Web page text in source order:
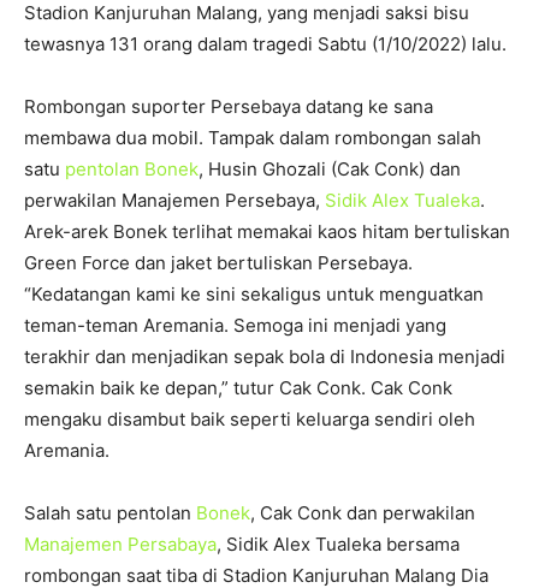
Stadion Kanjuruhan Malang, yang menjadi saksi bisu
tewasnya 131 orang dalam tragedi Sabtu (1/10/2022) lalu.
Rombongan suporter Persebaya datang ke sana
membawa dua mobil. Tampak dalam rombongan salah
satu pentolan Bonek, Husin Ghozali (Cak Conk) dan
perwakilan Manajemen Persebaya, Sidik Alex Tualeka.
Arek-arek Bonek terlihat memakai kaos hitam bertuliskan
Green Force dan jaket bertuliskan Persebaya.
“Kedatangan kami ke sini sekaligus untuk menguatkan
teman-teman Aremania. Semoga ini menjadi yang
terakhir dan menjadikan sepak bola di Indonesia menjadi
semakin baik ke depan,” tutur Cak Conk. Cak Conk
mengaku disambut baik seperti keluarga sendiri oleh
Aremania.
Salah satu pentolan Bonek, Cak Conk dan perwakilan
Manajemen Persabaya, Sidik Alex Tualeka bersama
rombongan saat tiba di Stadion Kanjuruhan Malang Dia